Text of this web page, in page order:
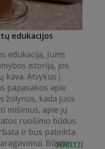
edukacijos
edukaciją, Jums
istoriją, jos
kava. Atvykus į
papasakos apie
žolynus, kada juos
mišinius, apie jų
ruošimo būdus.
ir bus pateikta
Būsite...
SKAITYTI